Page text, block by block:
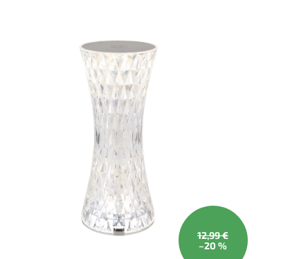
12,99 €
–20 %